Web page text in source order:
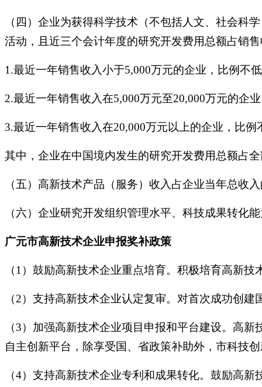
（四）企业为获得科学技术（不包括人文、社会科
活动，且近三个会计年度的研究开发费用总额占销
1.最近一年销售收入小于5,000万元的企业，比例不
2.最近一年销售收入在5,000万元至20,000万元的企
3.最近一年销售收入在20,000万元以上的企业，比例
其中，企业在中国境内发生的研究开发费用总额占
（五）高新技术产品（服务）收入占企业当年总收
（六）企业研究开发组织管理水平、科技成果转化
广元市高新技术企业申报奖补政策
（1）鼓励高新技术企业重点培育。积极培育高新
（2）支持高新技术企业认定复审。对首次成功创
（3）加强高新技术企业项目申报和平台建设。高
自主创新平台，除享受国、省政策补助外，市科技
（4）支持高新技术企业专利和成果转化。鼓励高